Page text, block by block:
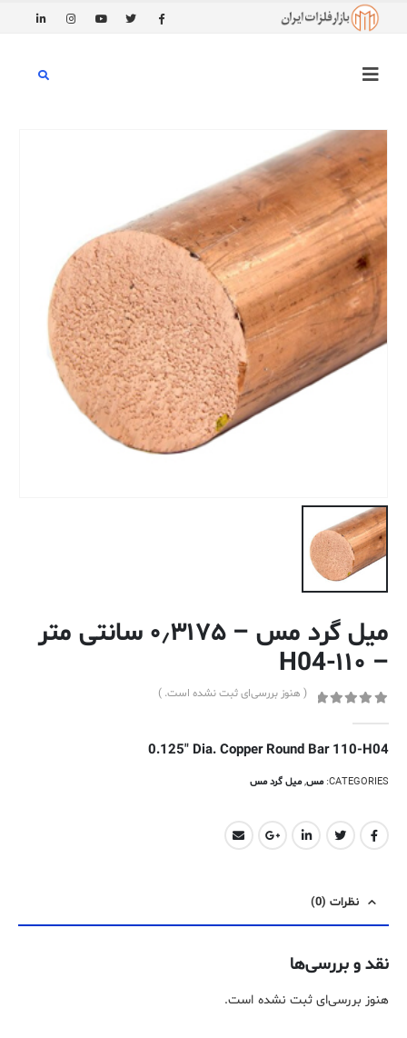
میل گرد مس – ۰٫۳۱۷۵ سانتی متر
– ۱۱۰-H04
( هنوز بررسی‌ای ثبت نشده است. )
0.125″ Dia. Copper Round Bar 110-H04
CATEGORIES: مس,میل گرد مس
نظرات (0)
نقد و بررسی‌ها
هنوز بررسی‌ای ثبت نشده است.